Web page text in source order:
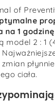
of
1
model 2 : 1
płynnie
ciała.